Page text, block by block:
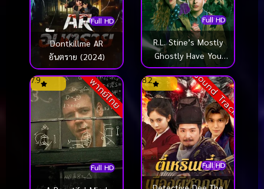
Full HD
Dontkillme AR
อันตราย (2024)
Full HD
R.L. Stine’s Mostly
Ghostly Have You
Met My Ghoulfriend?
(2014) ขบวนการกุ๊กกุ๊ก
กู๋ ตอนเพื่อนซี้ผีจอม
ป่วน 2
พากย์ไทย
Full HD
7.9 Sound Track
Full HD
8.2